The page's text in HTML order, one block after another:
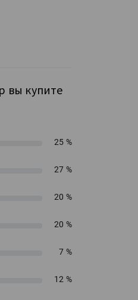
вы купите
25 %
27 %
20 %
20 %
7 %
12 %